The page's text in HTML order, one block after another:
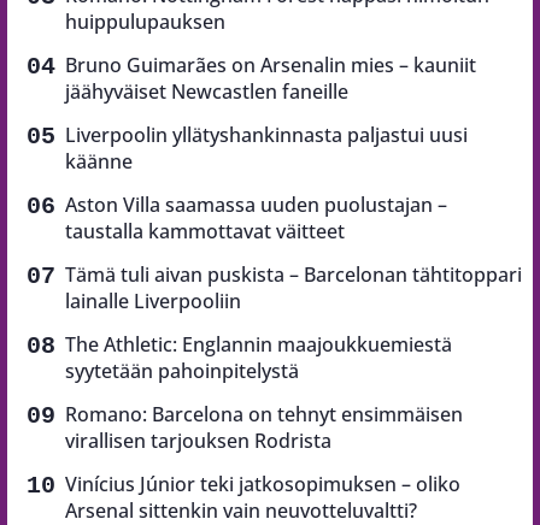
huippulupauksen
Bruno Guimarães on Arsenalin mies – kauniit
jäähyväiset Newcastlen faneille
Liverpoolin yllätyshankinnasta paljastui uusi
käänne
Aston Villa saamassa uuden puolustajan –
taustalla kammottavat väitteet
Tämä tuli aivan puskista – Barcelonan tähtitoppari
lainalle Liverpooliin
The Athletic: Englannin maajoukkuemiestä
syytetään pahoinpitelystä
Romano: Barcelona on tehnyt ensimmäisen
virallisen tarjouksen Rodrista
Vinícius Júnior teki jatkosopimuksen – oliko
Arsenal sittenkin vain neuvotteluvaltti?